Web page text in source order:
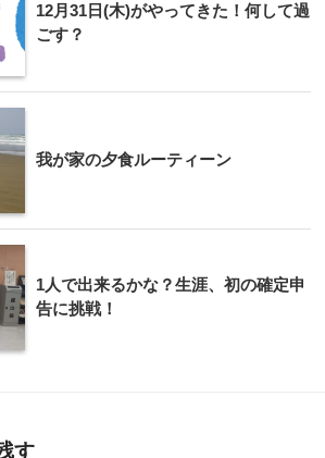
12月31日(木)がやってきた！何して過
ごす？
我が家の夕食ルーティーン
1人で出来るかな？生涯、初の確定申
告に挑戦！
す